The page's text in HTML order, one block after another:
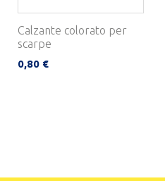
Calzante colorato per
scarpe
0,80 €